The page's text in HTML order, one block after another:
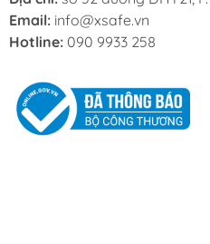
Email: info@xsafe.vn
Hotline: 090 9933 258